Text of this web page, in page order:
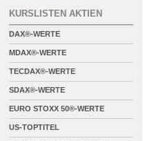
KURSLISTEN AKTIEN
DAX®-WERTE
MDAX®-WERTE
TECDAX®-WERTE
SDAX®-WERTE
EURO STOXX 50®-WERTE
US-TOPTITEL